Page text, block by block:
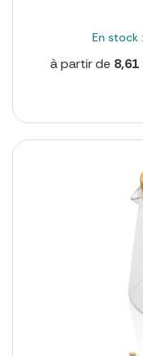
En stock
à partir de